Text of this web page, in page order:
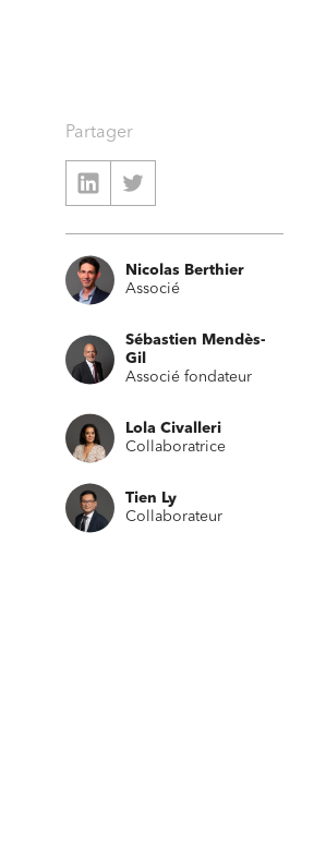
Partager
Nicolas Berthier
Associé
Sébastien Mendès-
Gil
Associé fondateur
Lola Civalleri
Collaboratrice
Tien Ly
Collaborateur